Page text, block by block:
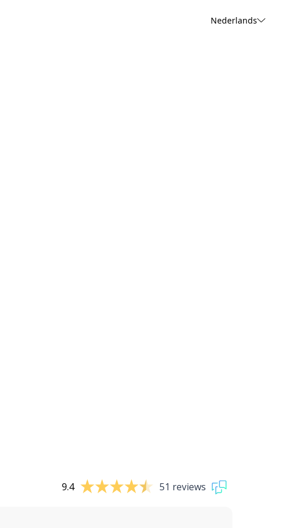
Nederlands
9.4 51 reviews